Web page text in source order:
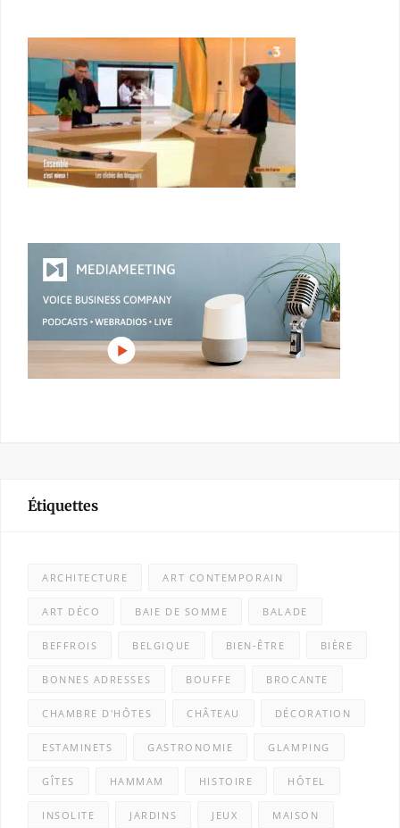
Étiquettes
ARCHITECTURE ART CONTEMPORAIN
ART DÉCO BAIE DE SOMME BALADE
BEFFROIS BELGIQUE BIEN-ÊTRE BIÈRE
BONNES ADRESSES BOUFFE BROCANTE
CHAMBRE D'HÔTES CHÂTEAU DÉCORATION
ESTAMINETS GASTRONOMIE GLAMPING
GÎTES HAMMAM HISTOIRE HÔTEL
INSOLITE JARDINS JEUX MAISON